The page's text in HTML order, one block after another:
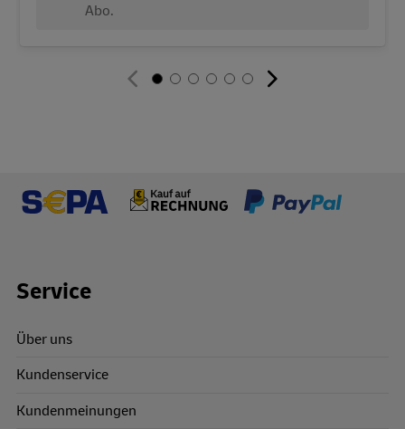
Abo.
Footer Links
Service
Über uns
Kundenservice
Kundenmeinungen